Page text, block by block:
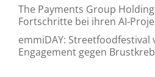
The Payments Group
Fortschritte bei ihren AI-
emmiDAY:
Engagement gegen